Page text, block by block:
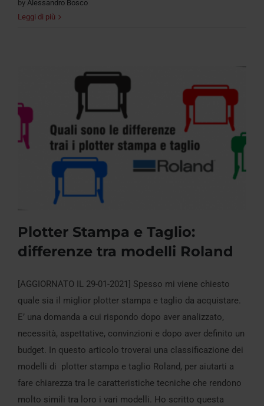
by Alessandro Bosco
Leggi di più
Plotter Stampa e Taglio: differenze tra
Plotter Stampa e Taglio:
differenze tra modelli Roland
[AGGIORNATO IL 29-01-2021] Spesso mi viene chiesto
quale sia il miglior plotter stampa e taglio da acquistare.
E’ una domanda a cui rispondo dopo aver analizzato,
necessità, aspettative, convinzioni e dopo aver definito un
budget. In questo articolo troverai una classificazione dei
modelli di plotter stampa e taglio Roland, per aiutarti a
fare chiarezza tra le caratteristiche tecniche che rendono
molto simili tra loro i vari modelli. Ho scritto questa